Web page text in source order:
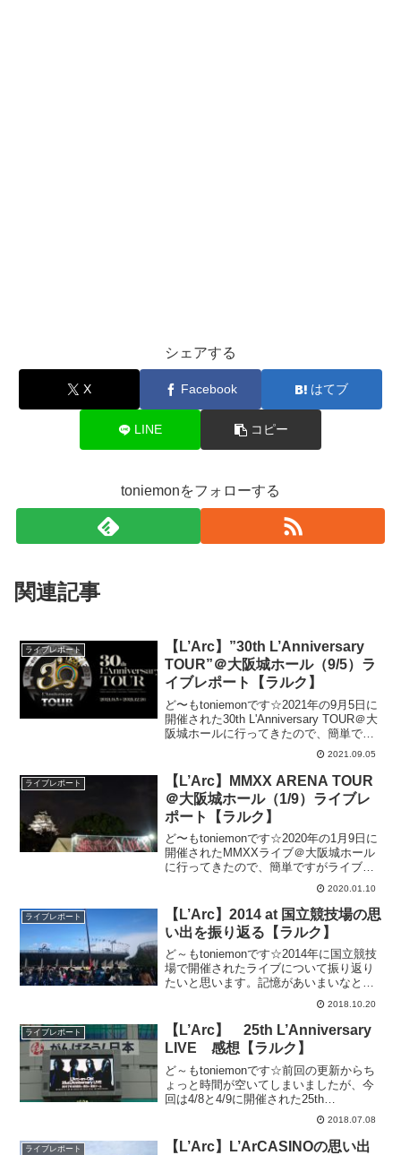
シェアする
X Facebook はてブ
LINE コピー
toniemonをフォローする
関連記事
ライブレポート
【L’Arc】”30th L’Anniversary
TOUR”＠大阪城ホール（9/5）ラ
イブレポート【ラルク】
ど〜もtoniemonです☆2021年の9月5日に
開催された30th L'Anniversary TOUR＠大
阪城ホールに行ってきたので、簡単です
がライブレポートです。 セットリスト @
大阪城ホール 9/5 get out from the...
2021.09.05
ライブレポート
【L’Arc】MMXX ARENA TOUR
＠大阪城ホール（1/9）ライブレ
ポート【ラルク】
ど〜もtoniemonです☆2020年の1月9日に
開催されたMMXXライブ＠大阪城ホール
に行ってきたので、簡単ですがライブレ
ポートです。セットリスト @大阪城ホー
ル １／９Driver's HighRound and
RoundLies a...
2020.01.10
ライブレポート
【L’Arc】2014 at 国立競技場の思
い出を振り返る【ラルク】
ど～もtoniemonです☆2014年に国立競技
場で開催されたライブについて振り返り
たいと思います。記憶があいまいなとこ
ろがありますが・・・このライブは、国
立競技場が東京オリンピックの準備に向
けて、改築するために取り壊しが決定し
ていて、取り...
2018.10.20
ライブレポート
【L’Arc】 25th L’Anniversary
LIVE 感想【ラルク】
ど～もtoniemonです☆前回の更新からち
ょっと時間が空いてしまいましたが、今
回は4/8と4/9に開催された25th
L'Anniversary LIVEについて書いていきま
す！セットリスト4/8（土） 18:00スタ
ート1： 虹2： C...
2018.07.08
ライブレポート
【L’Arc】L’ArCASINOの思い出